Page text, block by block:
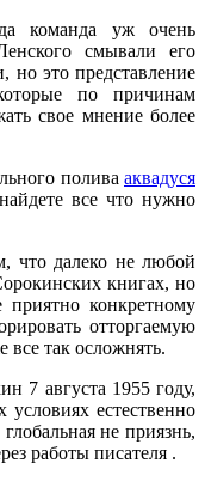
команда уж очень
смывали его
но это представление
по причинам
свое мнение более
полива аквадуся
все что нужно
что далеко не любой
книгах, но
конкретному
отторгаемую
все так осложнять.
7 августа 1955 году,
условиях естественно
не приязнь,
работы писателя .